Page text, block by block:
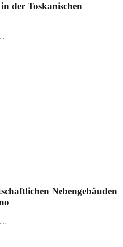
der Toskanischen
Nebengebäuden